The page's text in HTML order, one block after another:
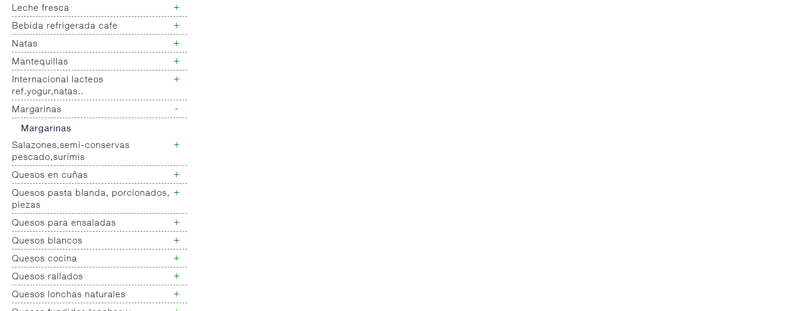
Yogur bifidus
Yogur salud
Postres refrigerados
Leche fresca +
Leche fresca
Bebida refrigerada cafe +
Bebida refrigerada cafe
Natas +
Natas
Mantequillas +
Mantequillas
Internacional lacteos
ref.yogur,natas..
+
Internacional natas mantequillas
Internacional yogur,postre,otros
Margarinas -
Margarinas
Salazones,semi-conservas
pescado,surimis
+
Salazones
Bacalao-maruca
Ahumados-aceite
Anchoa semi conserva
Caviar-sucedaneos
Quesos en cuñas +
Quesos cuñas nacionales
Quesos cuñas internacional
Quesos pasta blanda, porcionados,
piezas
+
Queso pasta blanda
Quesos cabra pasta blanda
Cremas queso untar
Quesos para ensaladas +
Quesos ensaladas
Quesos blancos +
Quesos mozarellas
Queso fresco ultrafiltrado
Queso fresco natural
Tartas queso
Quesos cocina +
Queso cocina
Quesos rallados +
Queso rallado
Quesos lonchas naturales +